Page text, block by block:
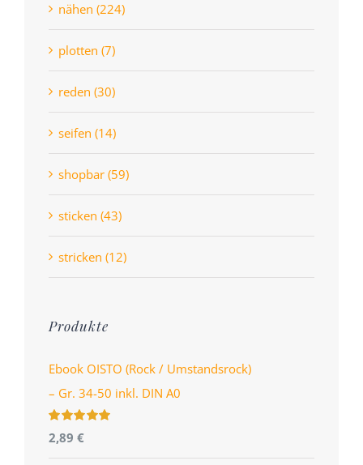
nähen (224)
plotten (7)
reden (30)
seifen (14)
shopbar (59)
sticken (43)
stricken (12)
Produkte
Ebook OISTO (Rock / Umstandsrock)
– Gr. 34-50 inkl. DIN A0
Bewertet
mit4.96
5
2,89 €